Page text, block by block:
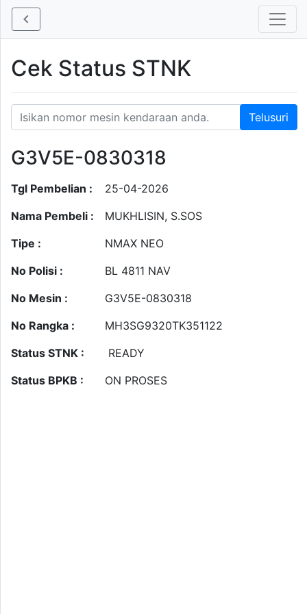
Cek Status STNK
G3V5E-0830318
Tgl Pembelian :
25-04-2026
Nama Pembeli :
MUKHLISIN, S.SOS
Tipe :
NMAX NEO
No Polisi :
BL 4811 NAV
No Mesin :
G3V5E-0830318
No Rangka :
MH3SG9320TK351122
Status STNK :
READY
Status BPKB :
ON PROSES